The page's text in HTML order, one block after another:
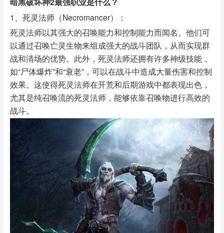
1、死灵法师（Necromancer）：
死灵法师以其强大的召唤能力和控制能力而闻名。他们可
以通过召唤亡灵生物来组成强大的战斗团队，从而实现群
战和清场的优势。此外，死灵法师还拥有许多神级技能，
如“尸体爆炸”和“衰老”，可以在战斗中造成大量伤害和控制
效果。这使得死灵法师在开荒和后期游戏中都表现出色，
尤其是纯召唤流的死灵法师，能够依靠召唤物进行高效的
战斗。